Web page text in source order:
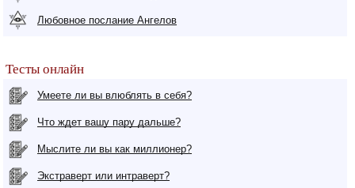
Любовное послание Ангелов
Тесты онлайн
Умеете ли вы влюблять в себя?
Что ждет вашу пару дальше?
Мыслите ли вы как миллионер?
Экстраверт или интраверт?